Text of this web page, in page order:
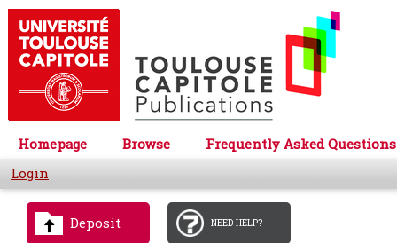
Homepage Browse
Frequently Asked Questions
Login
Deposit NEED HELP?